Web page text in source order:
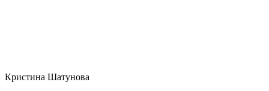
Кристина Шатунова